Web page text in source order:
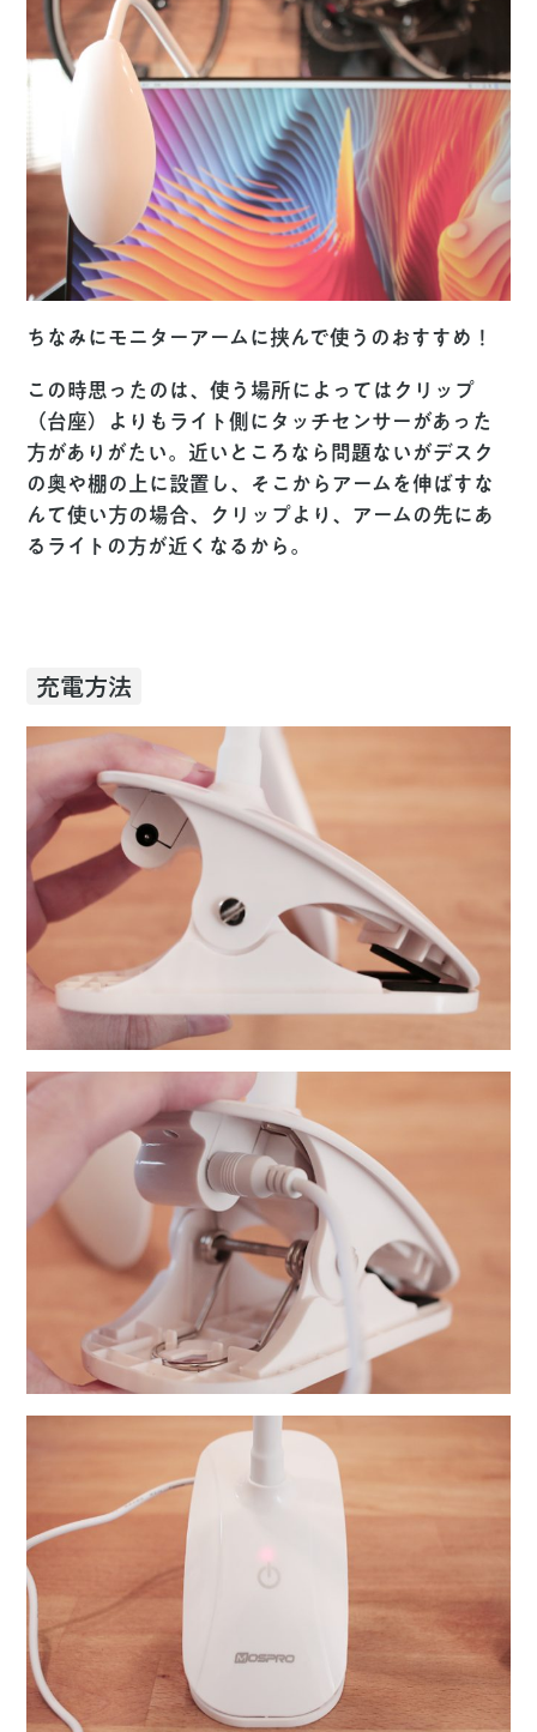
ちなみにモニターアームに挟んで使うのおすすめ！
この時思ったのは、使う場所によってはクリップ
（台座）よりもライト側にタッチセンサーがあった
方がありがたい。近いところなら問題ないがデスク
の奥や棚の上に設置し、そこからアームを伸ばすな
んて使い方の場合、クリップより、アームの先にあ
るライトの方が近くなるから。
充電方法